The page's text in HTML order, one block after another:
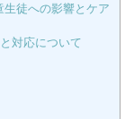
徒への影響とケア
対応について